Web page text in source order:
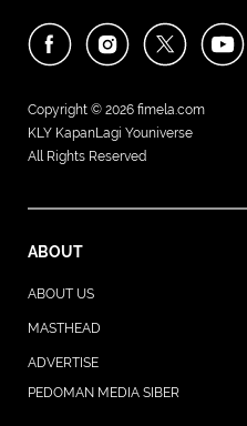
Copyright © 2026 fimela.com
KLY KapanLagi Youniverse
All Rights Reserved
ABOUT
ABOUT US
MASTHEAD
ADVERTISE
PEDOMAN MEDIA SIBER